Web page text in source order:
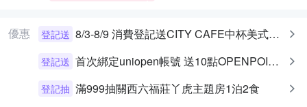
優惠 登記送 8/3-8/9 消費登記送CITY CAFE中杯美式乙杯
登記送 首次綁定uniopen帳號 送10點OPENPOINT+統一布丁一個
登記抽 滿999抽關西六福莊丫虎主題房1泊2食